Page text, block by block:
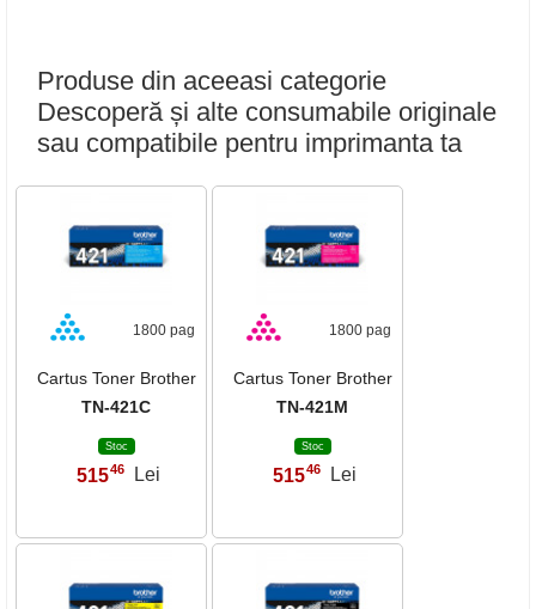
Produse din aceeasi categorie
Descoperă și alte consumabile originale
sau compatibile pentru imprimanta ta
1800 pag
Cartus Toner Brother
TN-421C
Stoc
51546 Lei
1800 pag
Cartus Toner Brother
TN-421M
Stoc
51546 Lei